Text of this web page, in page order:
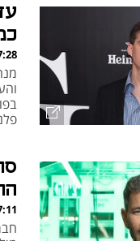
05.08.26
05.08.26